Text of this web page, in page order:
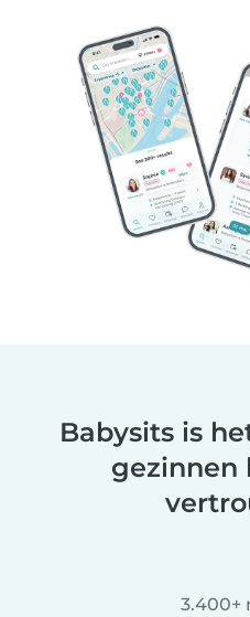
Babysits is
gezinnen
3.400+